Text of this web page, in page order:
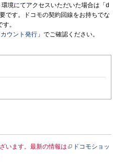
境にてアクセスいただいた場合は「d
です。ドコモの契約回線をお持ちでな
。
ウント発行 」でご確認ください。
います。最新の情報は
ドコモショッ